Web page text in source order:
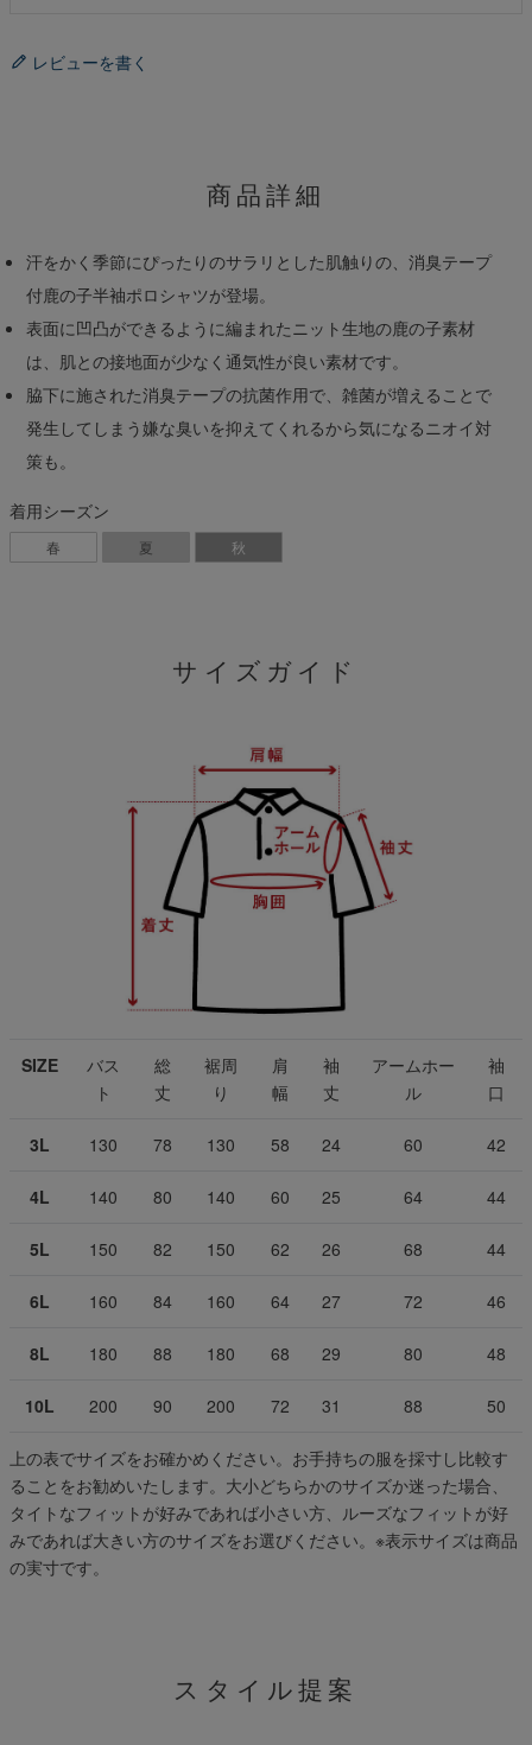
レビューを書く
商品詳細
汗をかく季節にぴったりのサラリとした肌触りの、消臭テープ
付鹿の子半袖ポロシャツが登場。
表面に凹凸ができるように編まれたニット生地の鹿の子素材
は、肌との接地面が少なく通気性が良い素材です。
脇下に施された消臭テープの抗菌作用で、雑菌が増えることで
発生してしまう嫌な臭いを抑えてくれるから気になるニオイ対
策も。
着用シーズン
春 夏 秋
サイズガイド
SIZE
バス
ト
総
丈
裾周
り
肩
幅
袖
丈
アームホー
ル
袖
口
3L 130 78 130 58 24 60 42
4L 140 80 140 60 25 64 44
5L 150 82 150 62 26 68 44
6L 160 84 160 64 27 72 46
8L 180 88 180 68 29 80 48
10L 200 90 200 72 31 88 50
上の表でサイズをお確かめください。お手持ちの服を採寸し比較す
ることをお勧めいたします。大小どちらかのサイズか迷った場合、
タイトなフィットが好みであれば小さい方、ルーズなフィットが好
みであれば大きい方のサイズをお選びください。 ※表示サイズは商品
の実寸です。
スタイル提案